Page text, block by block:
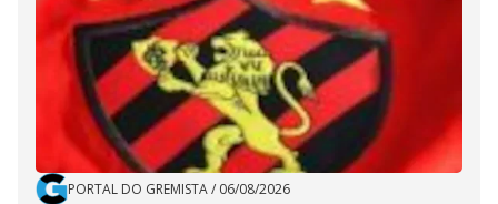
PORTAL DO GREMISTA/ 06/08/2026